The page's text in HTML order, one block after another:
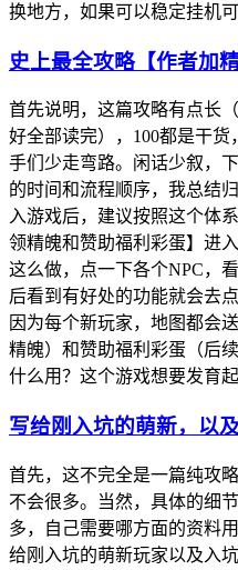
换地方，如果可以稳定挂机
史上最全攻略【作者加精
首先说明，这篇攻略有点长
好全部读完），100都是干
手们少走弯路。闲话少叙，
的时间和流程顺序，我总结
入游戏后，建议按照这个体
领精魄和赞助福利彩蛋】进
这么做，点一下各个NPC，
后看到有好处的功能就会去
因为每个新玩家，地图都会
精魄）和赞助福利彩蛋（后
什么用？这个游戏想要发育
写给刚入坑的萌新，以
首先，这不完全是一篇纯攻
不会很多。当然，具体的细
多，自己需要哪方面的资料
给刚入坑的萌新玩家以及入